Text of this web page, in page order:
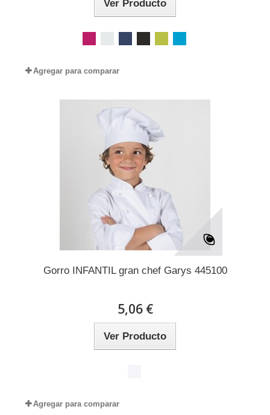
Ver Producto
Agregar para comparar
Gorro INFANTIL gran chef Garys 445100
5,06 €
Ver Producto
Agregar para comparar